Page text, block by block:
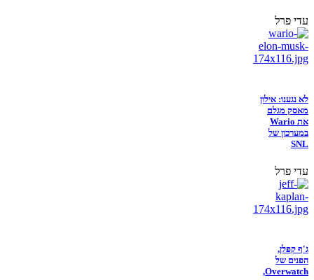
עדי פרל
לא נגענו: אילון
מאסק מגלם
את Wario
במערכון של
SNL
עדי פרל
ג'ף קפלן,
הפנים של
Overwatch,